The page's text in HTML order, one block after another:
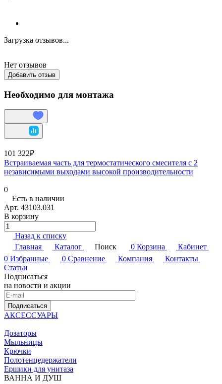
Загрузка отзывов...
Нет отзывов
Добавить отзыв
Необходимо для монтажа
101 322₽
Встраиваемая часть для термостатического смесителя с 2
независимыми выходами высокой производительности
0
Есть в наличии
Арт. 43103.031
В корзину
Назад к списку
Главная
Каталог Поиск 0 Корзина
Кабинет
0 Избранные 0 Сравнение Компания
Контакты
Статьи
Подписаться
на новости и акции
Подписаться
АКСЕССУАРЫ
Дозаторы
Мыльницы
Крючки
Полотенцедержатели
Ершики для унитаза
ВАННА И ДУШ